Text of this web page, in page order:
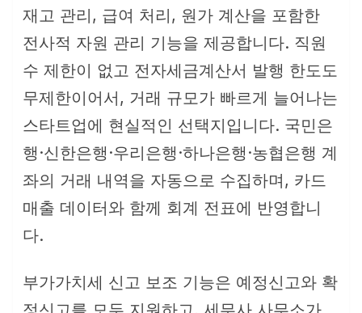
재고 관리, 급여 처리, 원가 계산을 포함한
전사적 자원 관리 기능을 제공합니다. 직원
수 제한이 없고 전자세금계산서 발행 한도도
무제한이어서, 거래 규모가 빠르게 늘어나는
스타트업에 현실적인 선택지입니다. 국민은
행·신한은행·우리은행·하나은행·농협은행 계
좌의 거래 내역을 자동으로 수집하며, 카드
매출 데이터와 함께 회계 전표에 반영합니
다.
부가가치세 신고 보조 기능은 예정신고와 확